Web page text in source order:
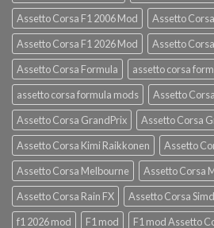
Assetto Corsa F1 2006 Mod
Assetto
Assetto Corsa F1 2026 Mod
Assetto
Assetto Corsa Formula
assetto corsa
assetto corsa formula mods
Assetto
Assetto Corsa GrandPrix
Assetto Corsa
Assetto Corsa Kimi Raikkonen
Assetto
Assetto Corsa Melbourne
Assetto Corsa
Assetto Corsa Rain FX
Assetto Corsa
f1 2026 mod
F1 mod F1 mod Assetto